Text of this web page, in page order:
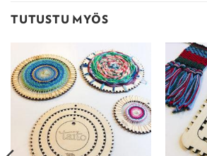
TUTUSTU MYÖS